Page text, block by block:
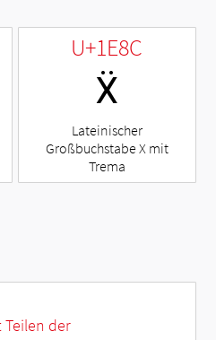
U+1E8C
Ẍ
Lateinischer
Großbuchstabe X mit
Trema
Teilen der